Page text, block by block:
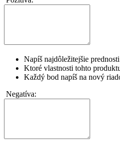
Napíš najdôležitejšie
Ktoré vlastnosti tohto
Každý bod napíš na nový
Negatíva: